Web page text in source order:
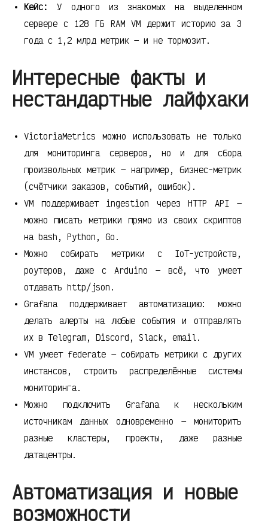
Кейс:
У одного из знакомых на выделенном
сервере с 128 ГБ RAM VM держит историю за 3
года с 1,2 млрд метрик — и не тормозит.
Интересные факты и
нестандартные лайфхаки
VictoriaMetrics можно использовать не только
для мониторинга серверов, но и для сбора
произвольных метрик — например, бизнес-метрик
(счётчики заказов, событий, ошибок).
VM поддерживает ingestion через HTTP API —
можно писать метрики прямо из своих скриптов
на bash, Python, Go.
Можно собирать метрики с IoT-устройств,
роутеров, даже с Arduino — всё, что умеет
отдавать http/json.
Grafana поддерживает автоматизацию: можно
делать алерты на любые события и отправлять
их в Telegram, Discord, Slack, email.
VM умеет federate — собирать метрики с других
инстансов, строить распределённые системы
мониторинга.
Можно подключить Grafana к нескольким
источникам данных одновременно — мониторить
разные кластеры, проекты, даже разные
датацентры.
Автоматизация и новые
возможности